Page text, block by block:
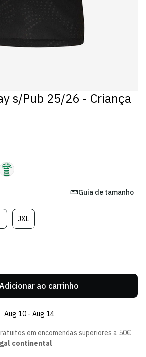
s/Pub 25/26 - Criança
Guia de tamanho
JXLVariante
Esgotada
ao carrinho
Aug 10 - Aug 14
em encomendas superiores a 50€
continental